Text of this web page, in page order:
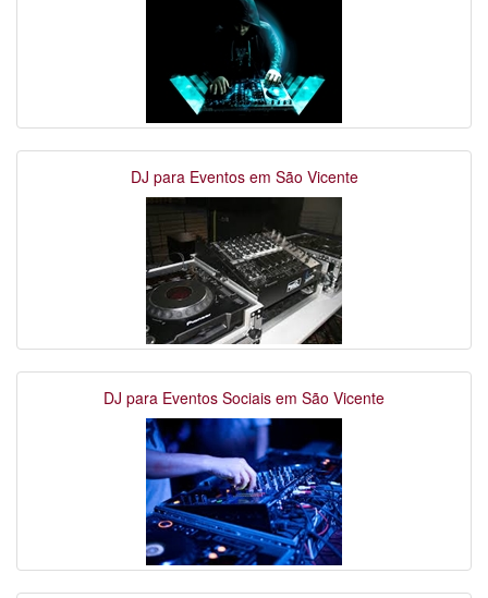
DJ para Eventos em São Vicente
DJ para Eventos Sociais em São Vicente